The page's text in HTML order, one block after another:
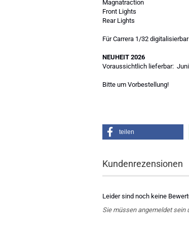
Magnatraction
Front Lights
Rear Lights
Für Carrera 1/32
NEUHEIT 2026
Voraussichtlich lieferbar:
Bitte um Vorbestellung!
teilen
Kundenrezensionen
Leider sind noch keine
Sie müssen angemeldet sein